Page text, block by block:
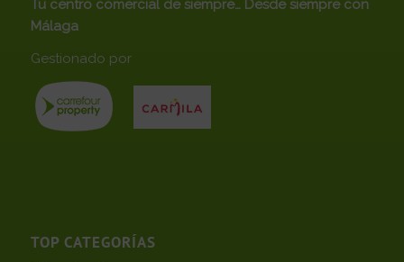
Tu centro comercial de siempre… Desde siempre con
Málaga
Gestionado por
TOP CATEGORÍAS